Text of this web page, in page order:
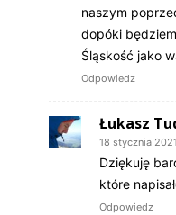
naszym
dopóki
Śląskość jako
Odpowiedz
Łukasz
18 stycznia
Dziękuję
które
Odpowiedz